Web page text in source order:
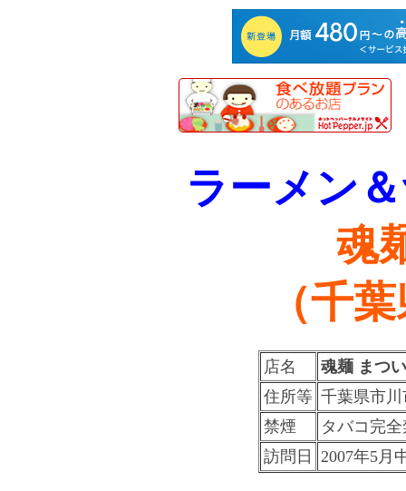
ラーメン
魂
（千
店名
魂麺 まつ
住所等 千葉県市
禁煙
タバコ完
訪問日
2007年5